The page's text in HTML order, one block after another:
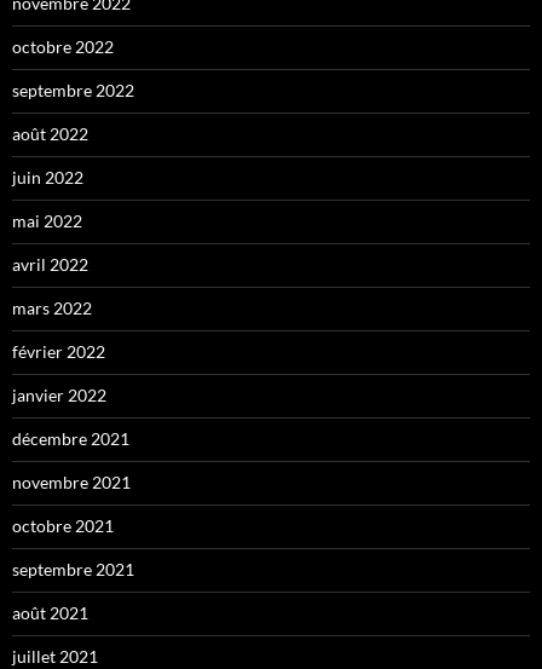
octobre 2022
septembre 2022
août 2022
juin 2022
mai 2022
avril 2022
mars 2022
février 2022
janvier 2022
décembre 2021
novembre 2021
octobre 2021
septembre 2021
août 2021
juillet 2021